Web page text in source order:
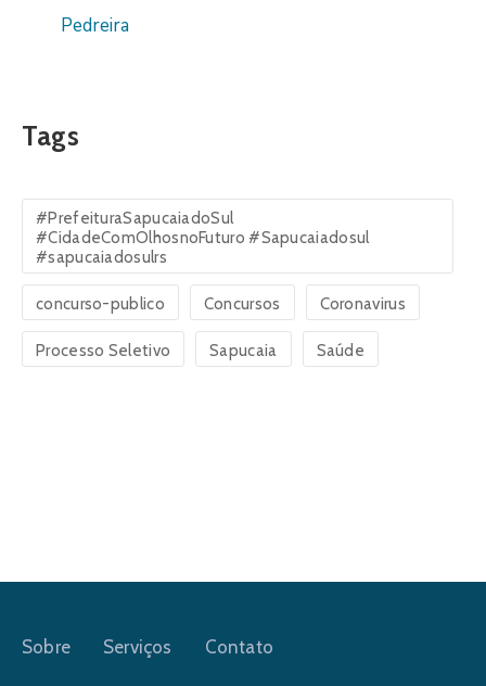
Pedreira
Tags
#PrefeituraSapucaiadoSul
#CidadeComOlhosnoFuturo #Sapucaiadosul
#sapucaiadosulrs
concurso-publico Concursos Coronavirus
Processo Seletivo Sapucaia Saúde
Sobre Serviços Contato